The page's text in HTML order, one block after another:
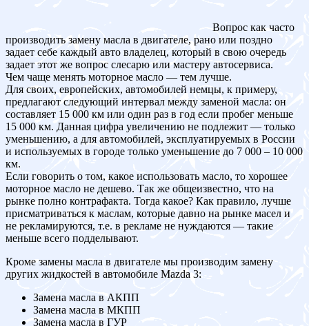
Вопрос как часто
производить замену масла в двигателе, рано или поздно
задает себе каждый авто владелец, который в свою очередь
задает этот же вопрос слесарю или мастеру автосервиса.
Чем чаще менять моторное масло — тем лучше.
Для своих, европейских, автомобилей немцы, к примеру,
предлагают следующий интервал между заменой масла: он
составляет 15 000 км или один раз в год если пробег меньше
15 000 км. Данная цифра увеличению не подлежит — только
уменьшению, а для автомобилей, эксплуатируемых в России
и используемых в городе только уменьшение до 7 000 – 10 000
км.
Если говорить о том, какое использовать масло, то хорошее
моторное масло не дешево. Так же общеизвестно, что на
рынке полно контрафакта. Тогда какое? Как правило, лучше
присматриваться к маслам, которые давно на рынке масел и
не рекламируются, т.е. в рекламе не нуждаются — такие
меньше всего подделывают.
Кроме замены масла в двигателе мы производим замену
других жидкостей в автомобиле Mazda 3:
Замена масла в АКПП
Замена масла в МКПП
Замена масла в ГУР